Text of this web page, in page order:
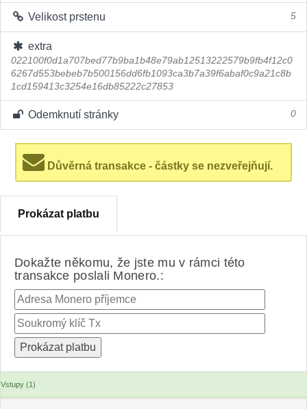
Velikost prstenu 5
extra
022100f0d1a707bed77b9ba1b48e79ab12513222579b9fb4f12c0
6267d553bebeb7b500156dd6fb1093ca3b7a39f6abaf0c9a21c8b
1cd159413c3254e16db85222c27853
Odemknutí stránky 0
Důvěrná transakce - částky se nezveřejňují.
Prokázat platbu
Dokažte někomu, že jste mu v rámci této
transakce poslali Monero.:
Vstupy (1)